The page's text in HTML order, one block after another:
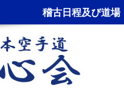
稽古日程及び道場